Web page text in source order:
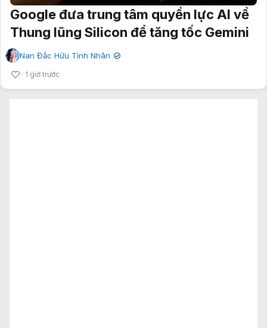
Google đưa trung tâm quyền lực AI về
Thung lũng Silicon để tăng tốc Gemini
Nan Đắc Hữu Tình Nhân ✔
1 giờ trước